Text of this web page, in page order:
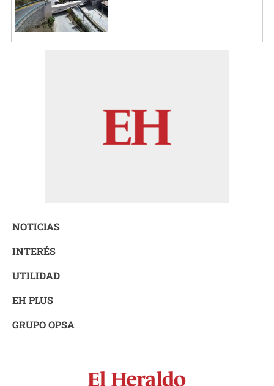
NOTICIAS
INTERÉS
UTILIDAD
EH PLUS
GRUPO OPSA